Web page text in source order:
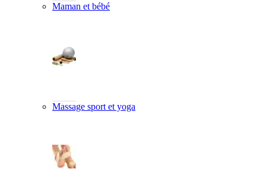
Maman et bébé
Massage sport et yoga